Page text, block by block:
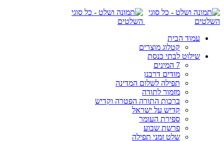
עמוד הבית
קטלוג מוצרים
שילוט לבתי כנסת
7 המינים
מודים דרבנן
תפילה לשלום המדינה
מזמור לתודה
ברכות התורה הפטרה וקדיש
קדיש על ישראל
ספירת העומר
פרשת שבוע
שלט זמני תפילה